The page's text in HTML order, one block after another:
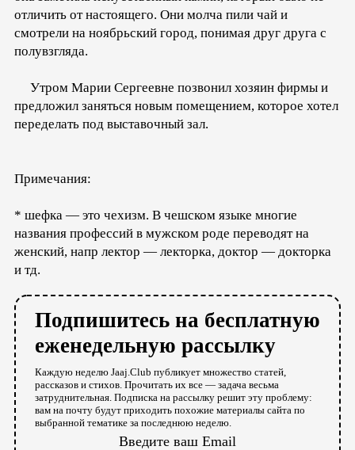
отличить от настоящего. Они молча пили чай и
смотрели на ноябрьский город, понимая друг друга с
полувзгляда.
Утром Марии Сергеевне позвонил хозяин фирмы и
предложил заняться новым помещением, которое хотел
переделать под выставочный зал.
Примечания:
* шефка — это чехизм. В чешском языке многие
названия профессий в мужском роде переводят на
женский, напр лектор — лекторка, доктор — докторка
и тд.
Подпишитесь на бесплатную
еженедельную рассылку
Каждую неделю Jaaj.Club публикует множество статей,
рассказов и стихов. Прочитать их все — задача весьма
затруднительная. Подписка на рассылку решит эту проблему:
вам на почту будут приходить похожие материалы сайта по
выбранной тематике за последнюю неделю.
Введите ваш Email